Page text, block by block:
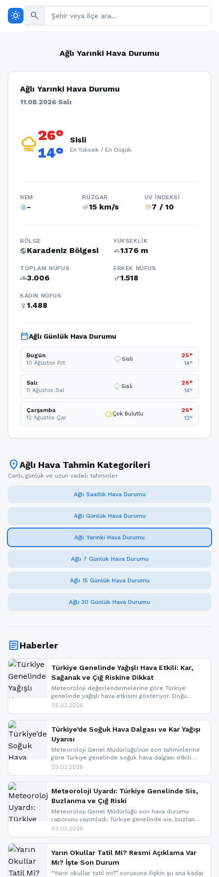
wb_sunny search
Ağlı Yarınki Hava Durumu
Ağlı Yarınki Hava Durumu
11.08.2026 Salı
foggy26°
14°
Sisli
En Yüksek / En Düşük
NEM
humidity_percentage-
RÜZGAR
air15 km/s
UV İNDEKSI
wb_sunny7 / 10
BÖLGE
publicKaradeniz Bölgesi
YÜKSEKLIK
terrain1.176 m
TOPLAM NÜFUS
groups3.006
ERKEK NÜFUS
male1.518
KADIN NÜFUS
female 1.488
calendar_todayAğlı Günlük Hava Durumu
Bugün
10 Ağustos Pzt foggy Sisli
25°
14°
Salı
11 Ağustos Sal foggy Sisli
26°
14°
Çarşamba
12 Ağustos Çar cloudÇok Bulutlu
26°
13°
location_onAğlı Hava Tahmin Kategorileri
Canlı, günlük ve uzun vadeli tahminler
Ağlı Saatlik Hava Durumu
Ağlı Günlük Hava Durumu
Ağlı Yarınki Hava Durumu
Ağlı 7 Günlük Hava Durumu
Ağlı 15 Günlük Hava Durumu
Ağlı 30 Günlük Hava Durumu
articleHaberler
Türkiye Genelinde Yağışlı Hava Etkili: Kar,
Sağanak ve Çığ Riskine Dikkat
Meteoroloji değerlendirmelerine göre Türkiye
genelinde yağışlı hava etkisini gösteriyor. Doğu
bölgelerinde kar yağışı beklenirken Marmara ve
ise çığ tehlikesi bulunuyor. İç kesimlerde sis ve pus
nedeniyle görüş mesafesinde azalma
yaşanabileceği belirtiliyor.
05.03.2026
Türkiye’de Soğuk Hava Dalgası ve Kar Yağışı
Uyarısı
Meteoroloji Genel Müdürlüğü’nün son tahminlerine
göre Türkiye genelinde soğuk hava dalgası etkili
oluyor. Birçok il için kar yağışı ve buzlanma uyarısı
03.03.2026
Meteoroloji Uyardı: Türkiye Genelinde Sis,
Buzlanma ve Çığ Riski
Meteoroloji Genel Müdürlüğü son hava durumu
raporunu yayımladı. Türkiye genelinde sis, buzlanma
ve don beklenirken Doğu Anadolu ve Doğu
yapıldı. İşte son dakika meteoroloji gelişmeleri.
03.03.2026
Yarın Okullar Tatil Mi? Resmi Açıklama Var
Mı? İşte Son Durum
“Yarın okullar tatil mi?” sorusuna ilişkin şu ana kadar